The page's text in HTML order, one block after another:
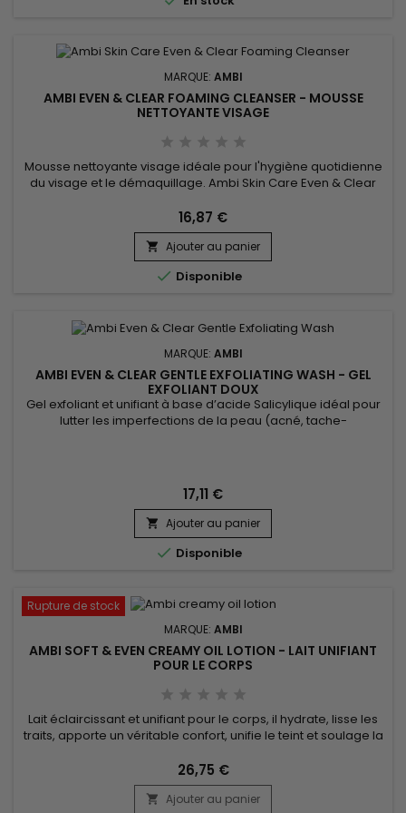
MARQUE: AMBI
AMBI EVEN & CLEAR FOAMING CLEANSER - MOUSSE
NETTOYANTE VISAGE
Mousse nettoyante visage idéale pour l'hygiène quotidienne
du visage et le démaquillage. Ambi Skin Care Even & Clear
exfolie en douceur les cellules cutanées mortes, réduit
l'apparence des taches brunes et apporte éclat au teint. la
Mousse nettoyante visage de Ambi révèle une peau plus
lisse...
16,87 €
 Ajouter au panier
 Disponible
MARQUE: AMBI
AMBI EVEN & CLEAR GENTLE EXFOLIATING WASH - GEL
EXFOLIANT DOUX
Gel exfoliant et unifiant à base d’acide Salicylique idéal pour
lutter les imperfections de la peau (acné, tache-
l’excès de sébum et les résidus de maquillage.&nbsp; La
peau est...
17,11 €
 Ajouter au panier
 Disponible
Rupture de stock
MARQUE: AMBI
AMBI SOFT & EVEN CREAMY OIL LOTION - LAIT UNIFIANT
POUR LE CORPS
Lait éclaircissant et unifiant pour le corps, il hydrate, lisse les
traits, apporte un véritable confort, unifie le teint et soulage la
huile d'Olive et beurre de Karité non gras,&nbsp; Ambi Soft &
Even Creamy oil Lotion combine idéalement les bienfaits
hydratants intensifs d'une huile sous une...
26,75 €
 Ajouter au panier